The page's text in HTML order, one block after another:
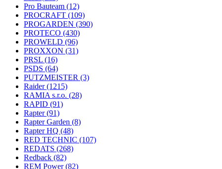
Pro Bauteam (12)
PROCRAFT (109)
PROGARDEN (390)
PROTECO (430)
PROWELD (96)
PROXXON (31)
PRSL (16)
PSDS (64)
PUTZMEISTER (3)
Raider(1215)
RAMIA s.r.o. (28)
RAPID (91)
Rapter(91)
Rapter Garden (8)
Rapter HQ (48)
RED TECHNIC (107)
REDATS (268)
Redback (82)
REM Power(82)